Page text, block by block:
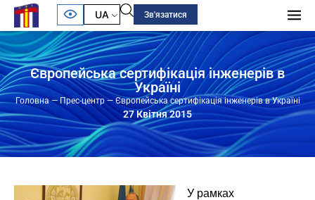
UA Зв'язатися
Європейська сертифікація інженерів в
Україні
Головна— Прес-центр—Європейська сертифікація інженерів в Україні
27 Квітня 2015
У рамках